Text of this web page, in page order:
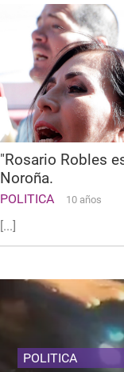
"Rosario Robles
Noroña.
POLITICA 10 años
[...]
POLITICA